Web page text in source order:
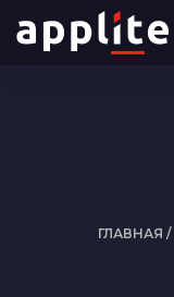
ГЛАВНАЯ /